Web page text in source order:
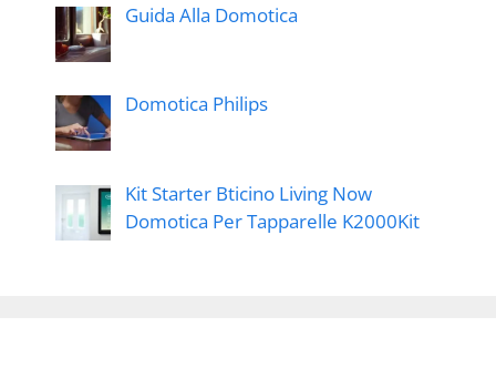
Guida Alla Domotica
Domotica Philips
Kit Starter Bticino Living Now
Domotica Per Tapparelle K2000Kit